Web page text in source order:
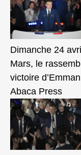
Dimanche 24
Mars, le
victoire
Abaca Press